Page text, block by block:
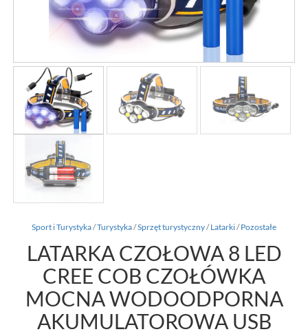
Sport i Turystyka/Turystyka/Sprzęt turystyczny/Latarki/Pozostałe
LATARKA CZOŁOWA 8 LED
CREE COB CZOŁÓWKA
MOCNA WODOODPORNA
AKUMULATOROWA USB